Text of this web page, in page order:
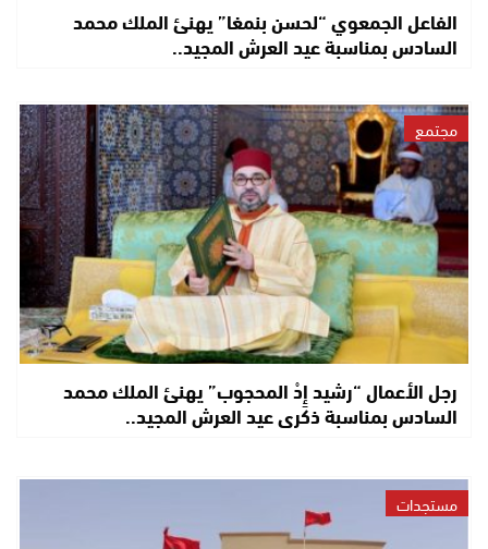
الفاعل الجمعوي “لحسن بنمغا” يهنئ الملك محمد
السادس بمناسبة عيد العرش المجيد..
مجتمع
رجل الأعمال “رشيد إِدْ المحجوب” يهنئ الملك محمد
السادس بمناسبة ذكرى عيد العرش المجيد..
مستجدات